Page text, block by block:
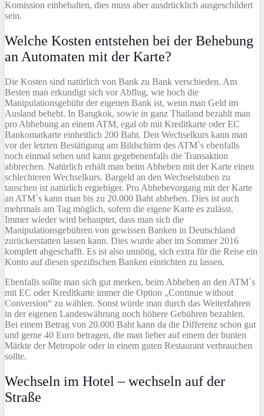
Komission einbehalten, dies muss aber ausdrücklich ausgeschildert
sein.
Welche Kosten entstehen bei der Behebung
an Automaten mit der Karte?
Die Kosten sind natürlich von Bank zu Bank verschieden. Am
Besten man erkundigt sich vor Abflug, wie hoch die
Manipulationsgebühr der eigenen Bank ist, wenn man Geld im
Ausland behebt. In Bangkok, sowie in ganz Thailand bezahlt man
pro Abhebung an einem ATM, egal ob mit Kreditkarte oder EC
Bankomatkarte einheitlich 200 Baht. Den Wechselkurs kann man
vor der letzten Bestätigung am Bildschirm des ATM`s ebenfalls
noch einmal sehen und kann gegebenenfalls die Transaktion
abbrechen. Natürlich erhält man beim Abheben mit der Karte einen
schlechteren Wechselkurs. Bargeld an den Wechselstuben zu
tauschen ist natürlich ergiebiger. Pro Abhebevorgang mit der Karte
an ATM`s kann man bis zu 20.000 Baht abheben. Dies ist auch
mehrmals am Tag möglich, sofern die eigene Karte es zulässt.
Immer wieder wird behauptet, dass man sich die
Manipulationsgebühren von gewissen Banken in Deutschland
zurückerstatten lassen kann. Dies wurde aber im Sommer 2016
komplett abgeschafft. Es ist also unnötig, sich extra für die Reise ein
Konto auf diesen spezifischen Banken einrichten zu lassen.
Ebenfalls sollte man sich gut merken, beim Abheben an den ATM`s
mit EC oder Kreditkarte immer die Option „Continue without
Conversion“ zu wählen. Sonst würde man durch das Weiterfahren
in der eigenen Landeswährung noch höhere Gebühren bezahlen.
Bei einem Betrag von 20.000 Baht kann da die Differenz schon gut
und gerne 40 Euro betragen, die man lieber auf einem der bunten
Märkte der Metropole oder in einem guten Restaurant verbrauchen
sollte.
Wechseln im Hotel – wechseln auf der
Straße